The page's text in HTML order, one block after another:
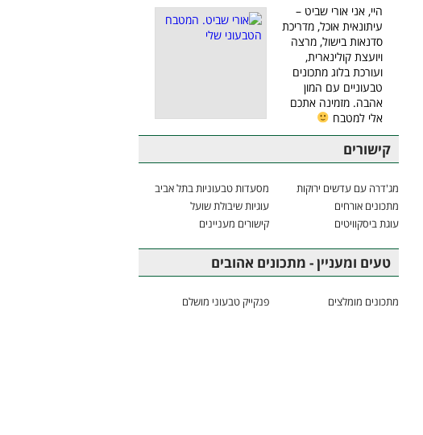
היי, אני אורי שביט –
עיתונאית אוכל, מדריכת
סדנאות בישול, מרצה
ויועצת קולינארית,
ועורכת בלוג מתכונים
טבעוניים עם המון
אהבה. מזמינה אתכם
אלי למטבח
קישורים
מג'דרה עם עדשים ירוקות
מסעדות טבעוניות בתל אביב
מתכונים אורחים
עוגיות שיבולת שועל
עוגת ביסקוויטים
קישורים מעניינים
טעים ומעניין - מתכונים אהובים
מתכונים מומלצים פנקייק טבעוני מושלם